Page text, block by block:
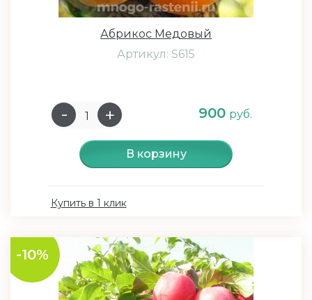
Абрикос Медовый
Артикул: S615
900 руб.
В корзину
Купить в 1 клик
-10%